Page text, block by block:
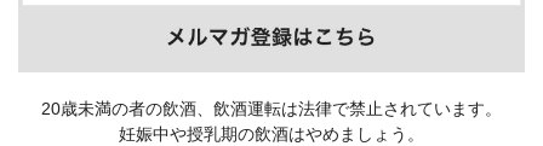
20歳未満の者の飲酒、飲酒運転は法律で禁止されています。
妊娠中や授乳期の飲酒はやめましょう。